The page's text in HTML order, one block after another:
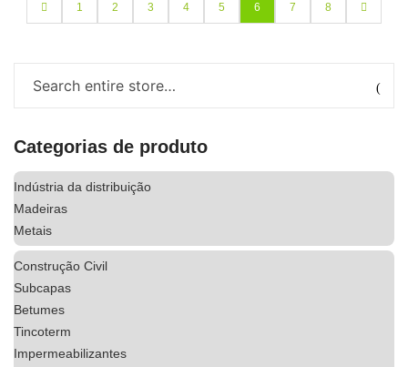
1 2 3 4 5 6 7 8
Categorias de produto
Indústria da distribuição
Madeiras
Metais
Construção Civil
Subcapas
Betumes
Tincoterm
Impermeabilizantes